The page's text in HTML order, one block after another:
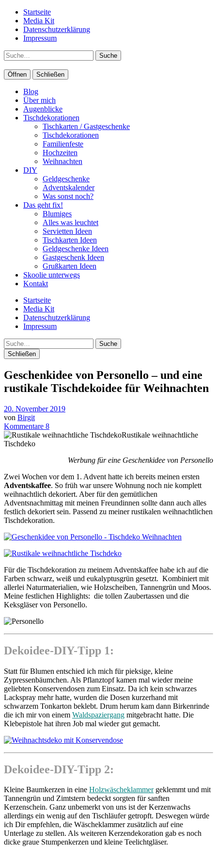
Startseite
Media Kit
Datenschutzerklärung
Impressum
Suche
Öffnen Schließen
Blog
Über mich
Augenblicke
Tischdekorationen
Tischkarten / Gastgeschenke
Tischdekorationen
Familienfeste
Hochzeiten
Weihnachten
DIY
Geldgeschenke
Adventskalender
Was sonst noch?
Das geht fix!
Blumiges
Alles was leuchtet
Servietten Ideen
Tischkarten Ideen
Geldgeschenke Ideen
Gastgeschenk Ideen
Grußkarten Ideen
Skoolie unterwegs
Kontakt
Startseite
Media Kit
Datenschutzerklärung
Impressum
Suche
Schließen
Geschenkidee von Personello – und eine
rustikale Tischdekoidee für Weihnachten
20. November 2019
von Birgit
Kommentare 8
Rustikale weihnachtliche
Tischdeko
Werbung für eine Geschenkidee von Personello
Zwei Wochen vor dem 1. Advent hatte ich bereits meinen ersten
Adventskaffee. So früh war unsere Wohnung noch nie komplett
weihnachtlich dekoriert. Aber für den gemütlichen
Adventsnachmittag mit meinen Freundinnen sollte dann auch alles
festlich dekoriert sein. Passend zu meiner rustikalen weihnachtlichen
Tischdekoration.
Für die Tischdekoration zu meinem Adventskaffee habe ich auf die
Farben schwarz, weiß und eukalyptusgrün gesetzt. Kombiniert mit
allerlei Naturmaterialien, wie Holzscheiben, Tannengrün und Moos.
Meine festlichen Highlights: die tollen Zaubertassen und die
Keksgläser von Personello.
Dekoidee-DIY-Tipp 1:
Statt für Blumen entschied ich mich für pieksige, kleine
Zypressenbäumchen. Als Pflanztopf kamen mal wieder meine
geliebten Konservendosen zum Einsatz. Da ich kein schwarzes
Lackspray mehr hatte, wurden die Dosen kurzerhand mit
schwarzem Tonkarton beklebt. Drum herum kam dann Birkenrinde
die ich mir von einem Waldspaziergang mitgebracht hatte. Die
Klebepistole hat ihren Job mal wieder gut gemacht.
Dekoidee-DIY-Tipp 2:
Kleine Baumkerzen in eine Holzwäscheklammergeklemmt und mit
Tannengrün und Zimtstern bedeckt sorgten für sanften
Kerzenschein. Ganz unbemerkt von uns ist der Kerzenwachs
allerdings ein wenig auf den Tischläufer getropft. Deswegen würde
ich Dir empfehlen, die Wäscheklammer zusätzlich auf eine
Unterlage zu stellen. Als weiteren Kerzendekoration gab es noch
dicke graue Stumpenkerzen und kleine Teelichtgläser.